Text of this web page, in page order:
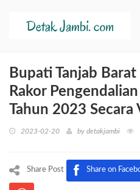
Bupati Tanjab
Rakor
Tahun 2023 Secara
2023-02-20 by detakjambi
Share Post Share on